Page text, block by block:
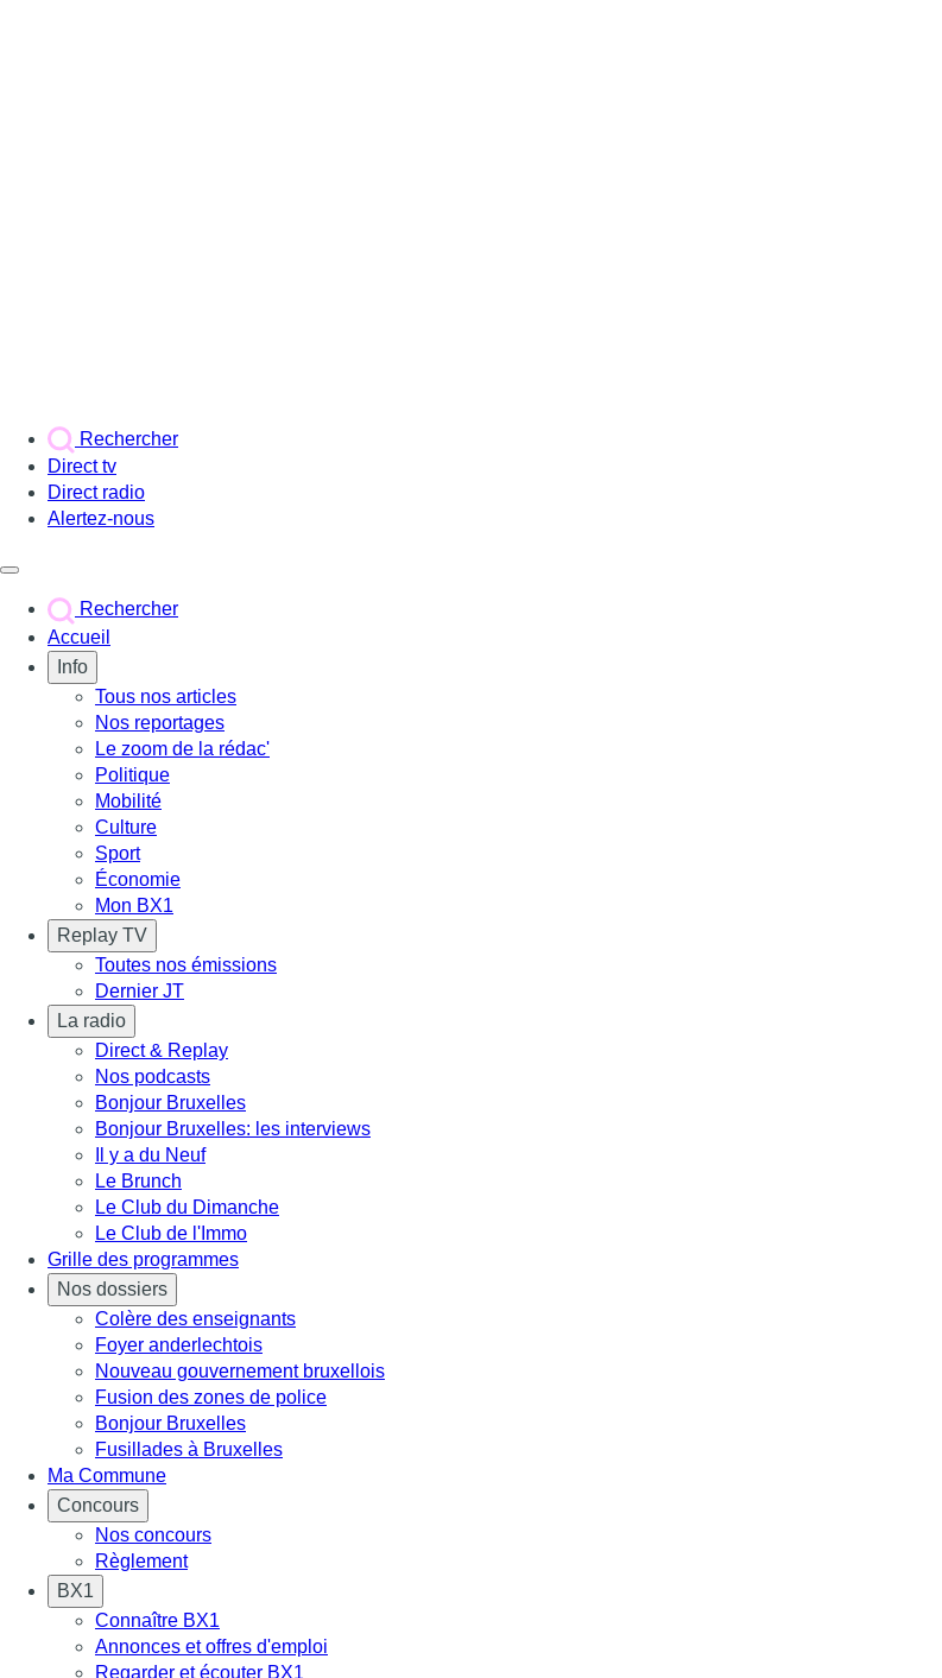
Rechercher
Direct tv
Direct radio
Alertez-nous
Rechercher
Accueil
Info
Tous nos articles
Nos reportages
Le zoom de la rédac'
Politique
Mobilité
Culture
Sport
Économie
Mon BX1
Replay TV
Toutes nos émissions
Dernier JT
La radio
Direct & Replay
Nos podcasts
Bonjour Bruxelles
Bonjour Bruxelles: les interviews
Il y a du Neuf
Le Brunch
Le Club du Dimanche
Le Club de l'Immo
Grille des programmes
Nos dossiers
Colère des enseignants
Foyer anderlechtois
Nouveau gouvernement bruxellois
Fusion des zones de police
Bonjour Bruxelles
Fusillades à Bruxelles
Ma Commune
Concours
Nos concours
Règlement
BX1
Connaître BX1
Annonces et offres d'emploi
Regarder et écouter BX1